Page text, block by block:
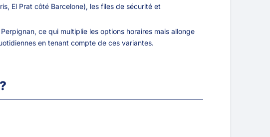
El Prat côté Barcelone), les files de sécurité et
ce qui multiplie les options horaires mais allonge
en tenant compte de ces variantes.